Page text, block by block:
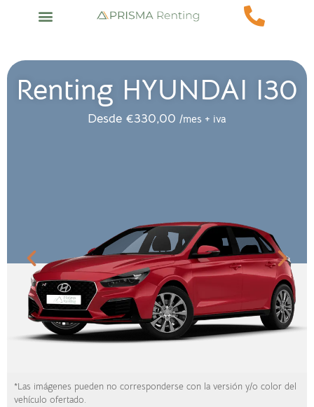
Renting HYUNDAI I30
Desde €330,00 /mes + iva
*Las imágenes pueden no corresponderse con la versión y/o color del
vehículo ofertado.